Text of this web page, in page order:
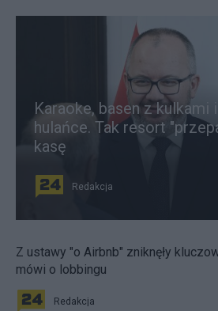
Karaoke, basen z kulkami
hulańce. Tak resort
kasę
Redakcja
Z ustawy "o Airbnb" zniknęły
mówi o lobbingu
Redakcja